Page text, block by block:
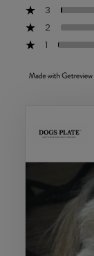
3
2
1